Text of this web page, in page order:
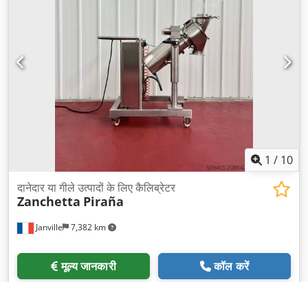
1 / 10
Janville 7,382 km
दानेदार या गीले उत्पादों के लिए कैलिब्रेटर
Zanchetta Piraña
मूल्य जानकारी कॉल करें